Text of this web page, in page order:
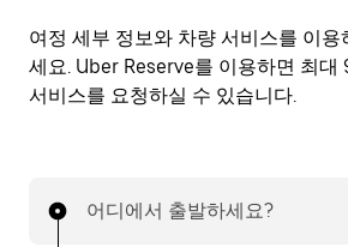
여정 세부 정보와 차량 서비스를 이
세요. Uber Reserve를 이용하면 최대
서비스를 요청하실 수 있습니다.
어디에서 출발하세요?